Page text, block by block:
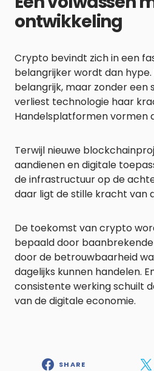
ontwikkeling
Crypto bevindt zich in een
belangrijker wordt dan
belangrijk, maar zonder een
verliest technologie haar
Handelsplatformen vormen
Terwijl nieuwe
aandienen en digitale
de infrastructuur op de
daar ligt de stille kracht van
De toekomst van crypto
bepaald door
door de betrouwbaarheid
dagelijks kunnen handelen.
consistente werking schuilt
van de digitale economie.
SHARE